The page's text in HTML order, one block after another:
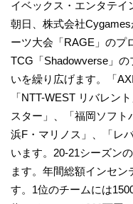
イベックス・エンタテ
朝日、株式会社
ーツ大会「RAGE」のプ
TCG「Shadowverse」
いを繰り広げます。「
「NTT-WEST リバレン
スター」、「福岡ソフ
浜F・マリノス」、「レ
います。20-21シーズン
ます。年間総額インセン
す。1位のチームには